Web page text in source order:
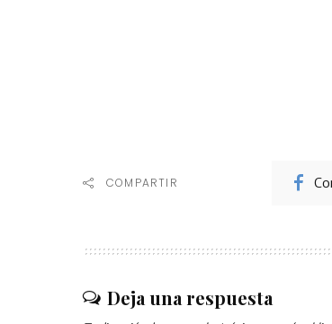
COMPARTIR
Deja una respuesta